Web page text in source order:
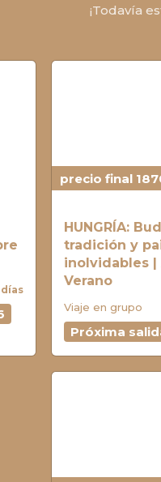
¡Todavía
días
precio final
HUNGRÍA:
tradición y
inolvidables |
Verano
Viaje en grupo
Próxima